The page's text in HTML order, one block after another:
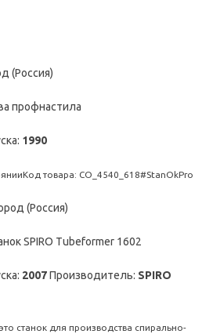
(Россия)
профнастила
1990
товара: CO_4540_618#StanOkPro
(Россия)
SPIRO Tubeformer 1602
2007Производитель: SPIRO
станок для производства спирально-